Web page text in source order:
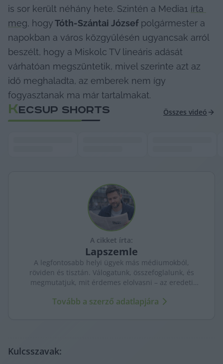
is sor került néhány hete. Szintén a Media1 írta
meg, hogy Tóth-Szántai József polgármester a
napokban a város közgyűlésén ugyancsak arról
beszélt, hogy a Miskolc TV lineáris adását
várhatóan megszüntetik, mivel szerinte azt az
idő meghaladta, az emberek nem így
fogyasztanak ma már tartalmakat.
KECSUP SHORTS Összes videó
A cikket írta:
Lapszemle
A legfontosabb helyi ügyek más médiumokból,
röviden és tisztán. Válogatunk, összefoglalunk, és
megmutatjuk, mit érdemes elolvasni – az eredeti
Tovább a szerző adatlapjára
Kulcsszavak: